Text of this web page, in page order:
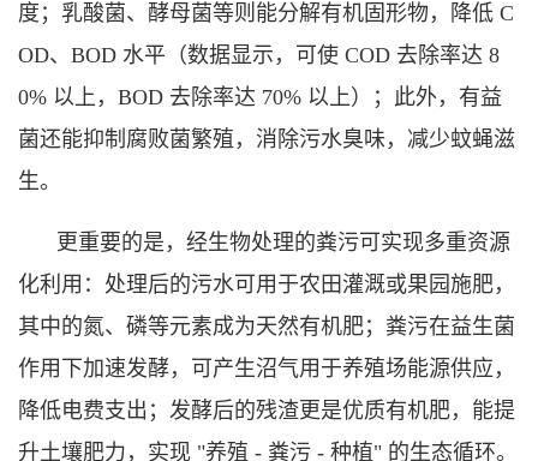
度；乳酸菌、酵母菌等则能分解有机固形物，降低 C
OD、BOD 水平（数据显示，可使 COD 去除率达 8
0% 以上，BOD 去除率达 70% 以上）；此外，有益
菌还能抑制腐败菌繁殖，消除污水臭味，减少蚊蝇滋
生。
更重要的是，经生物处理的粪污可实现多重资源
化利用：处理后的污水可用于农田灌溉或果园施肥，
其中的氮、磷等元素成为天然有机肥；粪污在益生菌
作用下加速发酵，可产生沼气用于养殖场能源供应，
降低电费支出；发酵后的残渣更是优质有机肥，能提
升土壤肥力，实现 "养殖 - 粪污 - 种植" 的生态循环。